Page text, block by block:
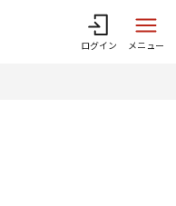
ログイン メニュー